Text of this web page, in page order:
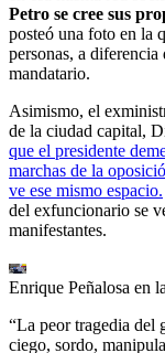
Petro se cree sus
posteó una foto en la
personas, a
mandatario.
Asimismo, el
de la ciudad capital,
que el presidente
marchas de la
ve ese mismo espacio.
del exfuncionario se
manifestantes.
Enrique Peñalosa en
“La peor tragedia del
ciego, sordo,